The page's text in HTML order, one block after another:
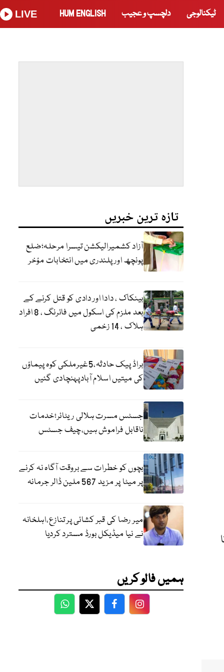
ٹیکنالوجی دلچسپ و عجیب HUM ENGLISH
LIVE
تازہ ترین خبریں
آزاد کشمیرالیکشن تیسرا مرحلہ؛ضلع
پونچھ اور پلندری میں انتخابات مؤخر
بینکاک ، دادا اور دادی کو قتل کرنے کے
بعد ملزم کی اسکول میں فائرنگ ، 8 افراد
ہلاک ، 14 زخمی
براڈ پیک حادثہ،5غیرملکی کوہ پیماؤں
کی میتیں اسلام آبادپہنچادی گئیں
جسٹس مسرت ہلالی ریٹائر؛خدمات
ناقابل فراموش ہیں،چیف جسٹس
بچوں کو خطرات سے بروقت آگاہ نہ کرنے
پر میٹا پر مزید 567 ملین ڈالر جرمانہ
میر رضا کی قبر کشائی پر تنازع،اہلخانہ
نے نیا میڈیکل بورڈ مسترد کردیا
ہمیں فالو کریں
WhatsApp
TwitterFacebookFacebook